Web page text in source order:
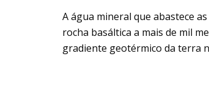
A água mineral que abastece
rocha basáltica a mais de mil
gradiente geotérmico da terra